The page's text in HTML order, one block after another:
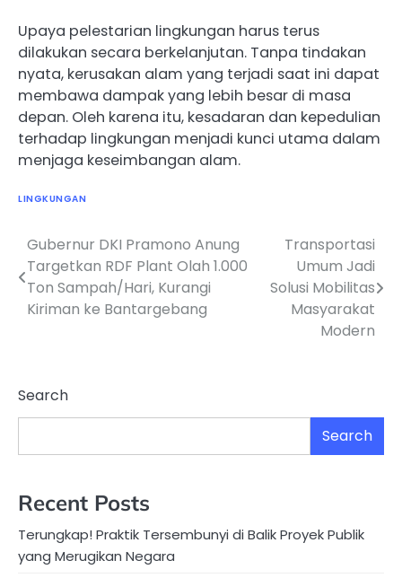
Upaya pelestarian lingkungan harus terus
dilakukan secara berkelanjutan. Tanpa tindakan
nyata, kerusakan alam yang terjadi saat ini dapat
membawa dampak yang lebih besar di masa
depan. Oleh karena itu, kesadaran dan kepedulian
terhadap lingkungan menjadi kunci utama dalam
menjaga keseimbangan alam.
LINGKUNGAN
Post
navigation
Gubernur DKI Pramono Anung
Targetkan RDF Plant Olah 1.000
Ton Sampah/Hari, Kurangi
Kiriman ke Bantargebang
Transportasi
Umum Jadi
Solusi Mobilitas
Masyarakat
Modern
Search
Search
Recent Posts
Terungkap! Praktik Tersembunyi di Balik Proyek Publik
yang Merugikan Negara